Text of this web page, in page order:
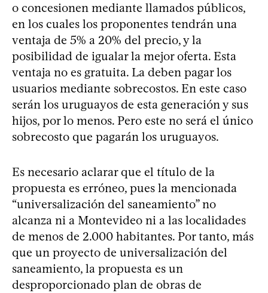
o concesionen mediante llamados públicos,
en los cuales los proponentes tendrán una
ventaja de 5% a 20% del precio, y la
posibilidad de igualar la mejor oferta. Esta
ventaja no es gratuita. La deben pagar los
usuarios mediante sobrecostos. En este caso
serán los uruguayos de esta generación y sus
hijos, por lo menos. Pero este no será el único
sobrecosto que pagarán los uruguayos.
Es necesario aclarar que el título de la
propuesta es erróneo, pues la mencionada
“universalización del saneamiento” no
alcanza ni a Montevideo ni a las localidades
de menos de 2.000 habitantes. Por tanto, más
que un proyecto de universalización del
saneamiento, la propuesta es un
desproporcionado plan de obras de